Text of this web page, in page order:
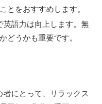
とをおすすめします。
英語力は向上します。無
どうかも重要です。
者にとって、リラックス